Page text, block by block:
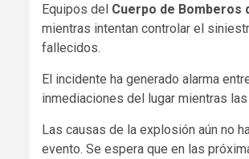
Equipos del Cuerpo de Bomberos
mientras intentan controlar el
fallecidos.
El incidente ha generado alarma
inmediaciones del lugar mientras
Las causas de la explosión aún no
evento. Se espera que en las